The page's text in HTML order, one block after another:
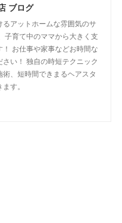
ブログ
アットホームな雰囲気のサ
子育て中のママから大きく支
お仕事や家事などお時間な
い！ 独自の時短テクニック
、短時間できまるヘアスタ
す。